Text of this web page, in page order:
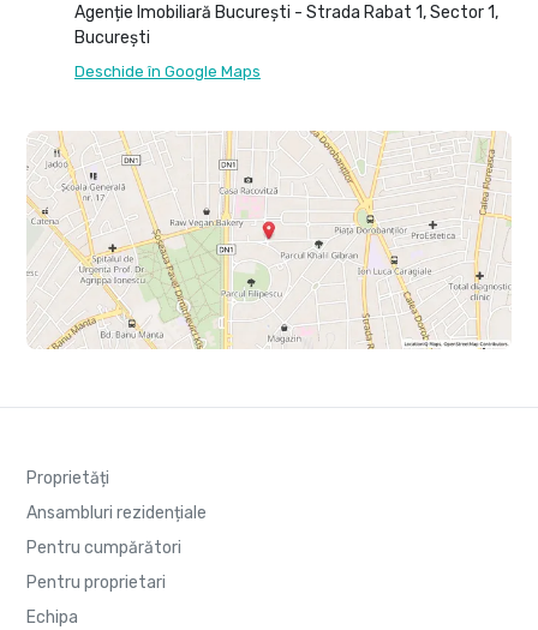
Agenție Imobiliară București - Strada Rabat 1, Sector 1,
București
Deschide în Google Maps
Proprietăți
Ansambluri rezidențiale
Pentru cumpărători
Pentru proprietari
Echipa